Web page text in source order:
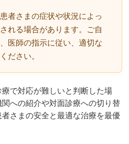
者さまの症状や状況によっ
れる場合があります。ご自
医師の指示に従い、適切な
ださい。
で対応が難しいと判断した場
への紹介や対面診療への切り替
さまの安全と最適な治療を最優